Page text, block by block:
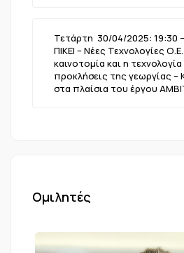
Τετάρτη 30/04/2025: 19:30
ΠΙΚΕΙ – Νέες Τεχνολογίες
καινοτομία και η
προκλήσεις της γεωργίας –
στα πλαίσια του έργου
Ομιλητές